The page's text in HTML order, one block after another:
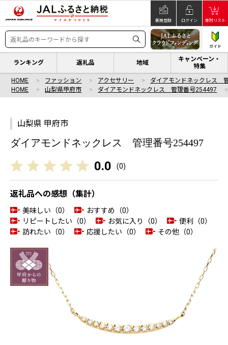
新規登録 ログイン 寄附リスト
ガイド
ランキング 返礼品 地域
キャンペーン・
特集
HOME ファッション アクセサリー
ダイアモンドネックレス
HOME
山梨県甲府市 ダイアモンドネックレス 管理番号254497
山梨県 甲府市
ダイアモンドネックレス 管理番号254497
0.0 (0)
返礼品への感想（集計）
美味しい（0）
おすすめ（0）
リピートしたい（0）
お気に入り（0）
便利（0）
訪れたい（0）
応援したい（0） その他（0）